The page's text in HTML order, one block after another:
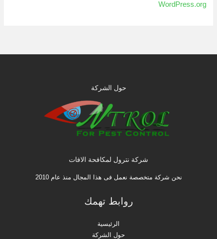
WordPress.org
حول الشركة
شركة نترول لمكافحة الافات
نحن شركة متخصصة نعمل فى هذا المجال منذ عام 2010
روابط تهمك
الرئيسية
حول الشركة